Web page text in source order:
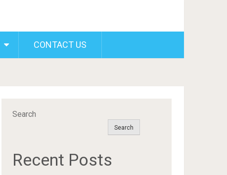
CONTACT US
Search
Search
Recent Posts